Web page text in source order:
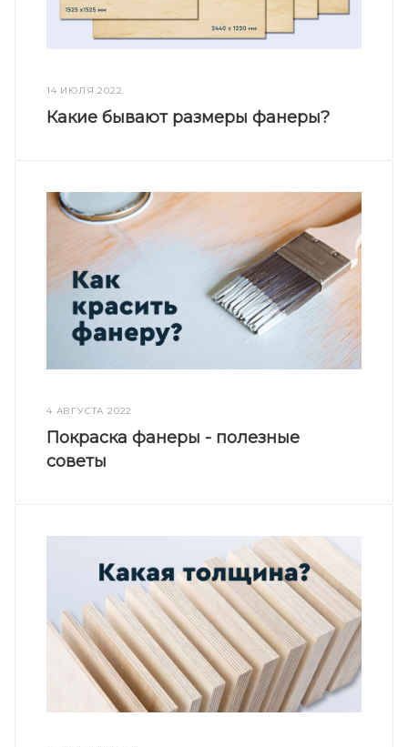
14 ИЮЛЯ 2022
Какие бывают размеры фанеры?
4 АВГУСТА 2022
Покраска фанеры - полезные
советы